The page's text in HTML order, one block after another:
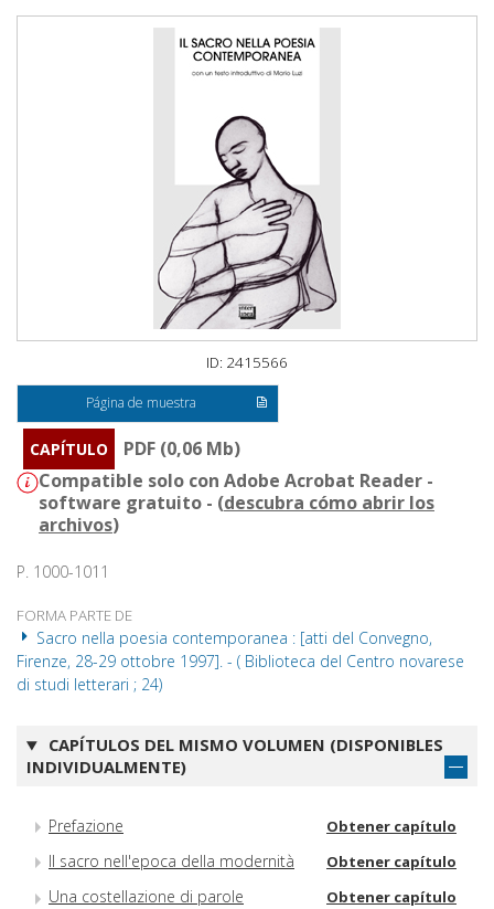
ID: 2415566
Página de muestra
CAPÍTULO
PDF (0,06 Mb)
Compatible solo con Adobe Acrobat Reader -
software gratuito - (descubra cómo abrir los
archivos)
P. 1000-1011
FORMA PARTE DE
Sacro nella poesia contemporanea : [atti del Convegno,
Firenze, 28-29 ottobre 1997]. - ( Biblioteca del Centro novarese
di studi letterari ; 24)
CAPÍTULOS DEL MISMO VOLUMEN (DISPONIBLES
INDIVIDUALMENTE)
Prefazione Obtener capítulo
Il sacro nell'epoca della modernità Obtener capítulo
Una costellazione di parole Obtener capítulo